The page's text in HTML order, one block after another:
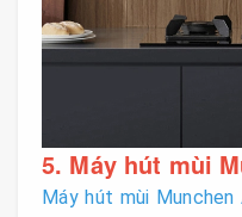
5. Máy hút mùi
Máy hút mùi